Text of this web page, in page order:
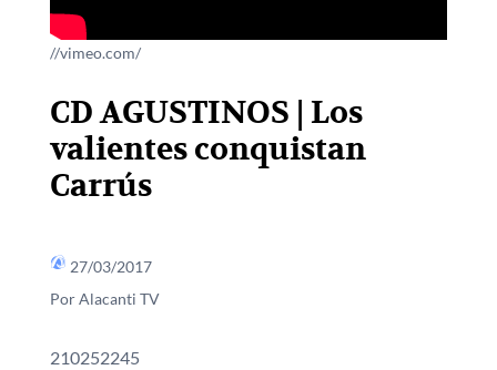
//vimeo.com/
CD AGUSTINOS | Los
valientes conquistan
Carrús
27/03/2017
Por Alacanti TV
210252245